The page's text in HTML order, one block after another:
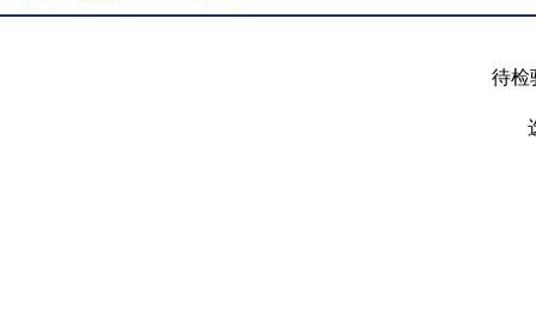
待检